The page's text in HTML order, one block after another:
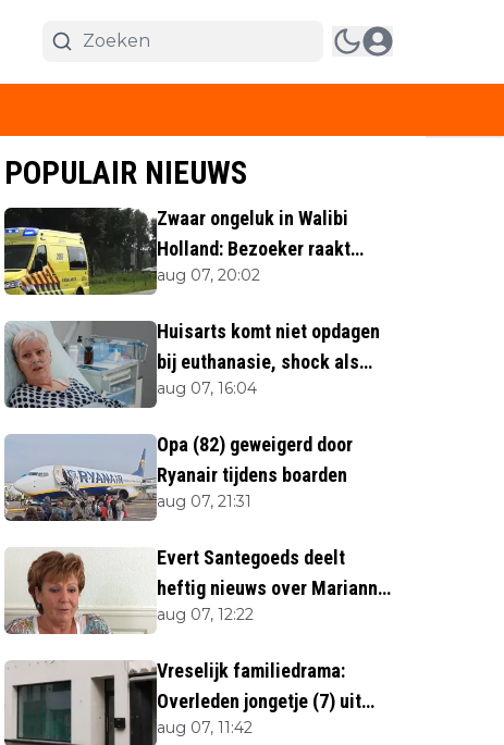
POPULAIR NIEUWS
Zwaar ongeluk in Walibi
Holland: Bezoeker raakt
lichaamsdeel kwijt
aug 07, 20:02
Huisarts komt niet opdagen
bij euthanasie, shock als
blijkt waar ze is
aug 07, 16:04
Opa (82) geweigerd door
Ryanair tijdens boarden
aug 07, 21:31
Evert Santegoeds deelt
heftig nieuws over Marianne
Weber (70)
aug 07, 12:22
Vreselijk familiedrama:
Overleden jongetje (7) uit
woning gehaald
aug 07, 11:42